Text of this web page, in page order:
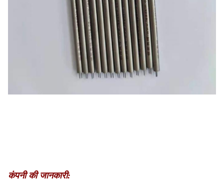
कंपनी की जानकारी: